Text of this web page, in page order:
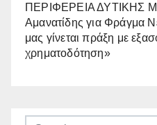
ΠΕΡΙΦΕΡΕΙΑ ΔΥΤΙΚΗΣ
Αμανατίδης για Φράγμα
μας γίνεται πράξη με
χρηματοδότηση»